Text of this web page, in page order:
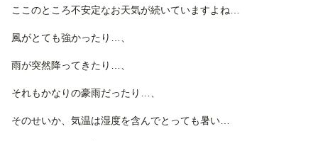
ここのところ不安定なお天気が続いていますよね…
風がとても強かったり…、
雨が突然降ってきたり…、
それもかなりの豪雨だったり…、
そのせいか、気温は湿度を含んでとっても暑い…